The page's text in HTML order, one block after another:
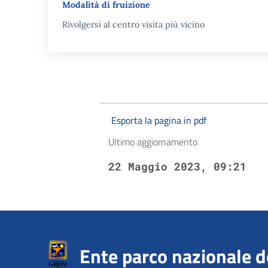
Modalità di fruizione
Rivolgersi al centro visita più vicino
Esporta la pagina in pdf
Ultimo aggiornamento
22 Maggio 2023, 09:21
Ente parco nazionale